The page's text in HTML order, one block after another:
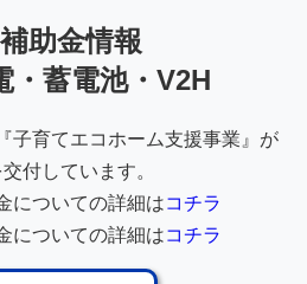
助金情報
・蓄電池・V2H
子育てエコホーム支援事業』が
付しています。
についての詳細はコチラ
についての詳細はコチラ